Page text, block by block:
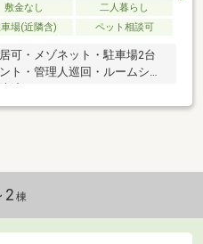
敷金なし
二人暮らし
場(近隣含) ペット相談可
可・メゾネット・駐車場2台
ト・管理人巡回・ルームシェ
済可
2 棟